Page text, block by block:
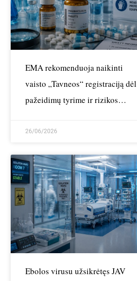
EMA rekomenduoja naikinti
vaisto „Tavneos“ registraciją dėl
pažeidimų tyrime ir rizikos
26/06/2026
Ebolos virusu užsikrėtęs JAV